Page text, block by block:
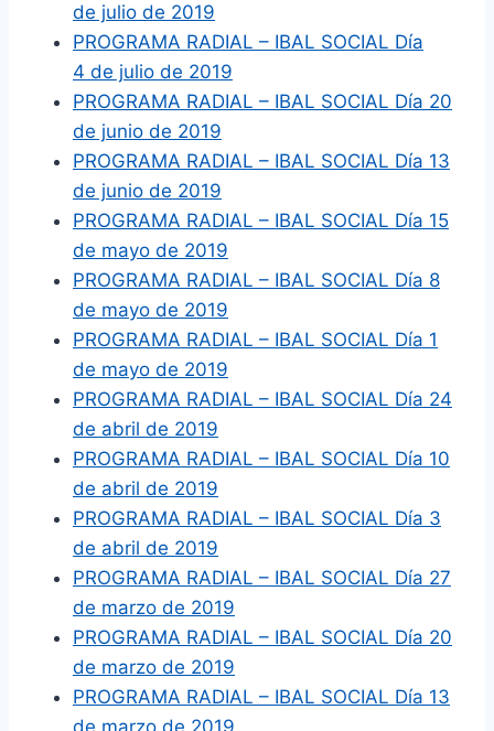
de julio de 2019
PROGRAMA RADIAL – IBAL SOCIAL Día
4 de julio de 2019
PROGRAMA RADIAL – IBAL SOCIAL Día 20
de junio de 2019
PROGRAMA RADIAL – IBAL SOCIAL Día 13
de junio de 2019
PROGRAMA RADIAL – IBAL SOCIAL Día 15
de mayo de 2019
PROGRAMA RADIAL – IBAL SOCIAL Día 8
de mayo de 2019
PROGRAMA RADIAL – IBAL SOCIAL Día 1
de mayo de 2019
PROGRAMA RADIAL – IBAL SOCIAL Día 24
de abril de 2019
PROGRAMA RADIAL – IBAL SOCIAL Día 10
de abril de 2019
PROGRAMA RADIAL – IBAL SOCIAL Día 3
de abril de 2019
PROGRAMA RADIAL – IBAL SOCIAL Día 27
de marzo de 2019
PROGRAMA RADIAL – IBAL SOCIAL Día 20
de marzo de 2019
PROGRAMA RADIAL – IBAL SOCIAL Día 13